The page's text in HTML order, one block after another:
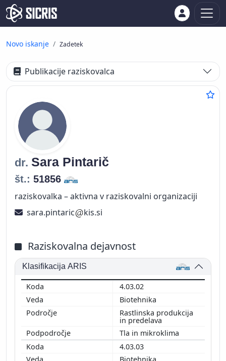
Novo iskanje Zadetek
Publikacije raziskovalca
dr. Sara Pintarič
št.: 51856
raziskovalka – aktivna v raziskovalni organizaciji
sara.pintaric
kis.si
Raziskovalna dejavnost
Klasifikacija ARIS
4.03.02
Biotehnika
Rastlinska produkcija
in predelava
Tla in mikroklima
4.03.03